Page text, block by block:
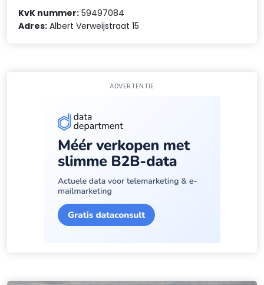
KvK nummer: 59497084
Adres: Albert Verweijstraat 15
ADVERTENTIE